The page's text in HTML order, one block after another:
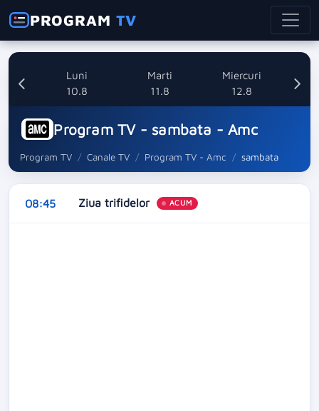
PROGRAMTV
Luni
10.8
Marti
11.8
Miercuri
12.8
Program TV - sambata - Amc
Program TV Canale TV Program TV - Amc sambata
08:45 Ziua trifidelor ACUM